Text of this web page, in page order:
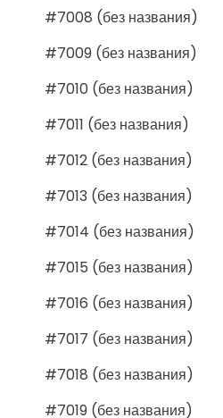
#7008 (без названия)
#7009 (без названия)
#7010 (без названия)
#7011 (без названия)
#7012 (без названия)
#7013 (без названия)
#7014 (без названия)
#7015 (без названия)
#7016 (без названия)
#7017 (без названия)
#7018 (без названия)
#7019 (без названия)